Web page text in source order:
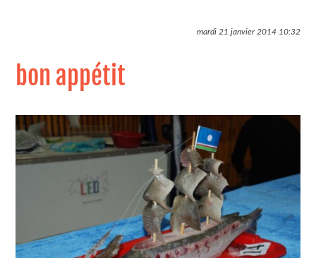
mardi 21 janvier 201410:32
bon appétit